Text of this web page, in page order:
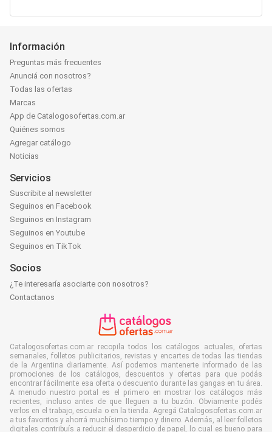
Información
Preguntas más frecuentes
Anunciá con nosotros?
Todas las ofertas
Marcas
App de Catalogosofertas.com.ar
Quiénes somos
Agregar catálogo
Noticias
Servicios
Suscribite al newsletter
Seguinos en Facebook
Seguinos en Instagram
Seguinos en Youtube
Seguinos en TikTok
Socios
¿Te interesaría asociarte con nosotros?
Contactanos
Catalogosofertas.com.ar recopila todos los catálogos actuales, ofertas
semanales, folletos publicitarios, revistas y encartes de todas las tiendas
de la Argentina diariamente. Así podemos mantenerte informado de las
promociones de los catálogos, descuentos y ofertas para que podás
encontrar fácilmente esa oferta o descuento durante las gangas en tu área.
A menudo nuestro portal es el primero en mostrar los catálogos más
recientes, incluso antes de que lleguen a tu buzón. Obviamente podés
verlos en el trabajo, escuela o en la tienda. Agregá Catalogosofertas.com.ar
a tus favoritos y ahorrá muchísimo tiempo y dinero. Además, al leer folletos
digitales contribuís a reducir el desperdicio de papel, lo cual es bueno para